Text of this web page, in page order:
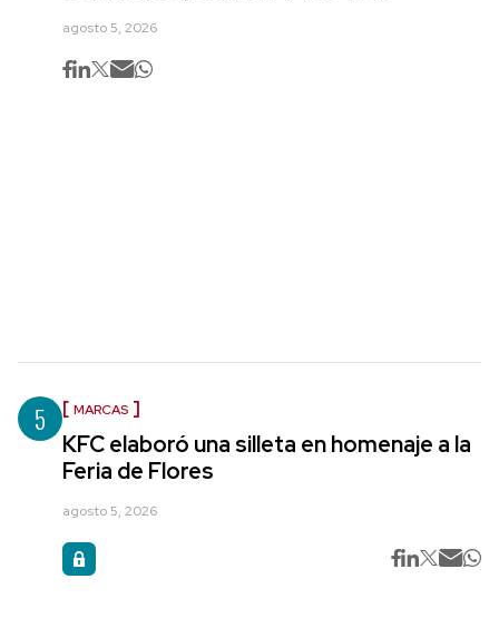
agosto 5, 2026
5 MARCAS
KFC elaboró una silleta en homenaje a la
Feria de Flores
agosto 5, 2026